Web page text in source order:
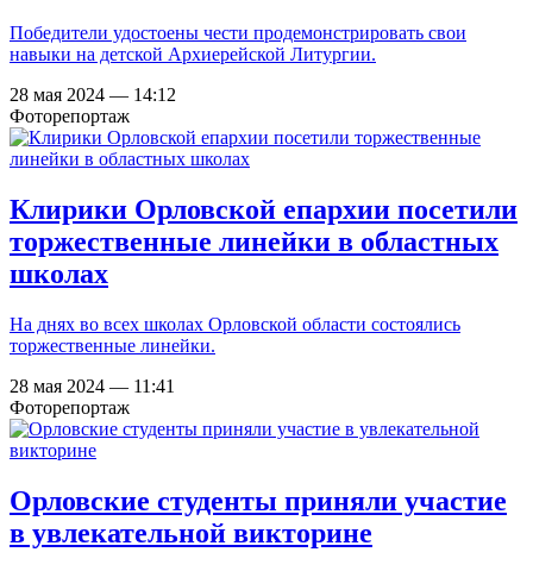
Победители удостоены чести продемонстрировать свои
навыки на детской Архиерейской Литургии.
28 мая 2024 — 14:12
Фоторепортаж
Клирики Орловской епархии посетили
торжественные линейки в областных
школах
На днях во всех школах Орловской области состоялись
торжественные линейки.
28 мая 2024 — 11:41
Фоторепортаж
Орловские студенты приняли участие
в увлекательной викторине